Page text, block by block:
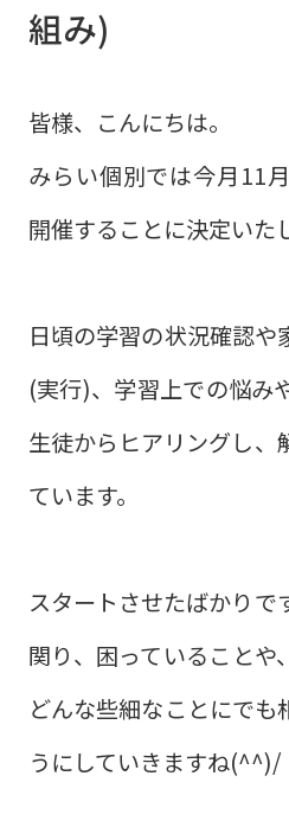
組み)
皆様、こんにちは。
みらい個別では今月11
開催することに決定いた
日頃の学習の状況確認や
(実行)、学習上での悩み
生徒からヒアリングし、
ています。
スタートさせたばかりで
関り、困っていることや
どんな些細なことにでも
うにしていきますね(^^)/